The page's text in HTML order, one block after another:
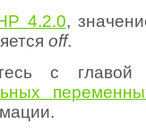
4.2.0,
off.
с главой